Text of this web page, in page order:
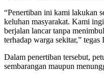
“Penertiban ini kami lakukan
keluhan masyarakat. Kami
berjalan lancar tanpa
terhadap warga sekitar,”
Dalam penertiban tersebut,
sembarangan maupun